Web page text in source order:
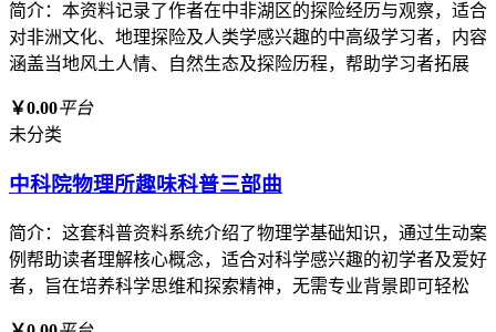
简介：本资料记录了作者在中非湖区的探险经历与观察，适合
对非洲文化、地理探险及人类学感兴趣的中高级学习者，内容
涵盖当地风土人情、自然生态及探险历程，帮助学习者拓展
￥0.00平台
未分类
中科院物理所趣味科普三部曲
简介：这套科普资料系统介绍了物理学基础知识，通过生动案
例帮助读者理解核心概念，适合对科学感兴趣的初学者及爱好
者，旨在培养科学思维和探索精神，无需专业背景即可轻松